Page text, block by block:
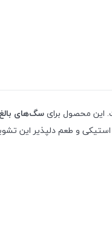
محصول برایسگ‌های
و طعم دلپذیر این